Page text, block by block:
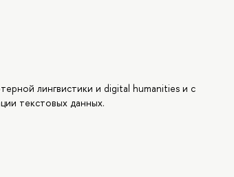
лингвистики и digital humanities и с
текстовых данных.